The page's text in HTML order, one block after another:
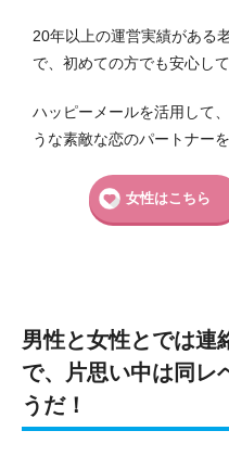
20年以上の運営実績がある
で、初めての方でも安心し
ハッピーメールを活用して
うな素敵な恋のパートナー
女性はこちら
男性と女性とでは連
で、片思い中は同レ
うだ！